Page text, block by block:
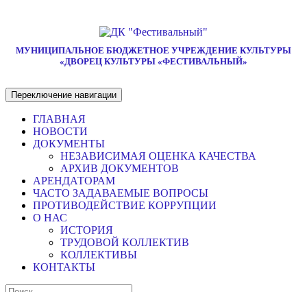
МУНИЦИПАЛЬНОЕ БЮДЖЕТНОЕ УЧРЕЖДЕНИЕ КУЛЬТУРЫ
«ДВОРЕЦ КУЛЬТУРЫ «ФЕСТИВАЛЬНЫЙ»
Переключение навигации
ГЛАВНАЯ
НОВОСТИ
ДОКУМЕНТЫ
НЕЗАВИСИМАЯ ОЦЕНКА КАЧЕСТВА
АРХИВ ДОКУМЕНТОВ
АРЕНДАТОРАМ
ЧАСТО ЗАДАВАЕМЫЕ ВОПРОСЫ
ПРОТИВОДЕЙСТВИЕ КОРРУПЦИИ
О НАС
ИСТОРИЯ
ТРУДОВОЙ КОЛЛЕКТИВ
КОЛЛЕКТИВЫ
КОНТАКТЫ